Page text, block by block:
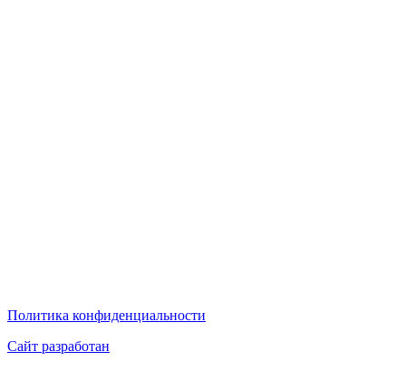
Политика конфиденциальности
Сайт разработан